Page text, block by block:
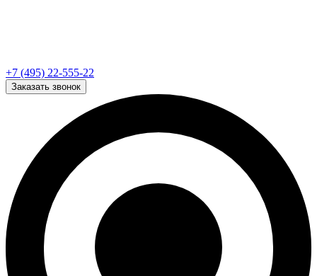
+7 (495) 22-555-22
Заказать звонок